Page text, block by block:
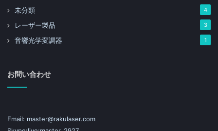
未分類 4
レーザー製品 3
音響光学変調器 1
お問い合わせ
Email: master@rakulaser.com